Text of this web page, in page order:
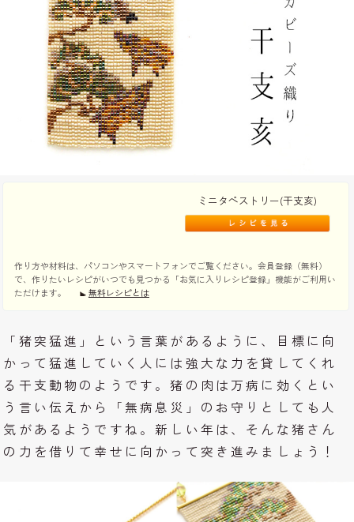
ミニタペストリー(干支亥)
作り方や材料は、パソコンやスマートフォンでご覧ください。会員登録（無料）
で、作りたいレシピがいつでも見つかる「お気に入りレシピ登録」機能がご利用い
ただけます。
無料レシピとは
「猪突猛進」という言葉があるように、目標に向
かって猛進していく人には強大な力を貸してくれ
る干支動物のようです。猪の肉は万病に効くとい
う言い伝えから「無病息災」のお守りとしても人
気があるようですね。新しい年は、そんな猪さん
の力を借りて幸せに向かって突き進みましょう！